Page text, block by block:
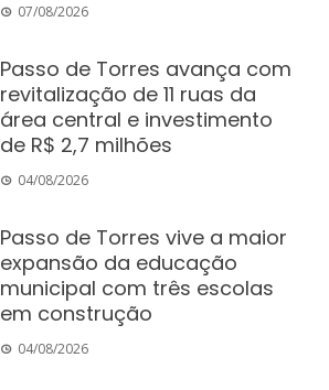
07/08/2026
Passo de Torres avança com
revitalização de 11 ruas da
área central e investimento
de R$ 2,7 milhões
04/08/2026
Passo de Torres vive a maior
expansão da educação
municipal com três escolas
em construção
04/08/2026